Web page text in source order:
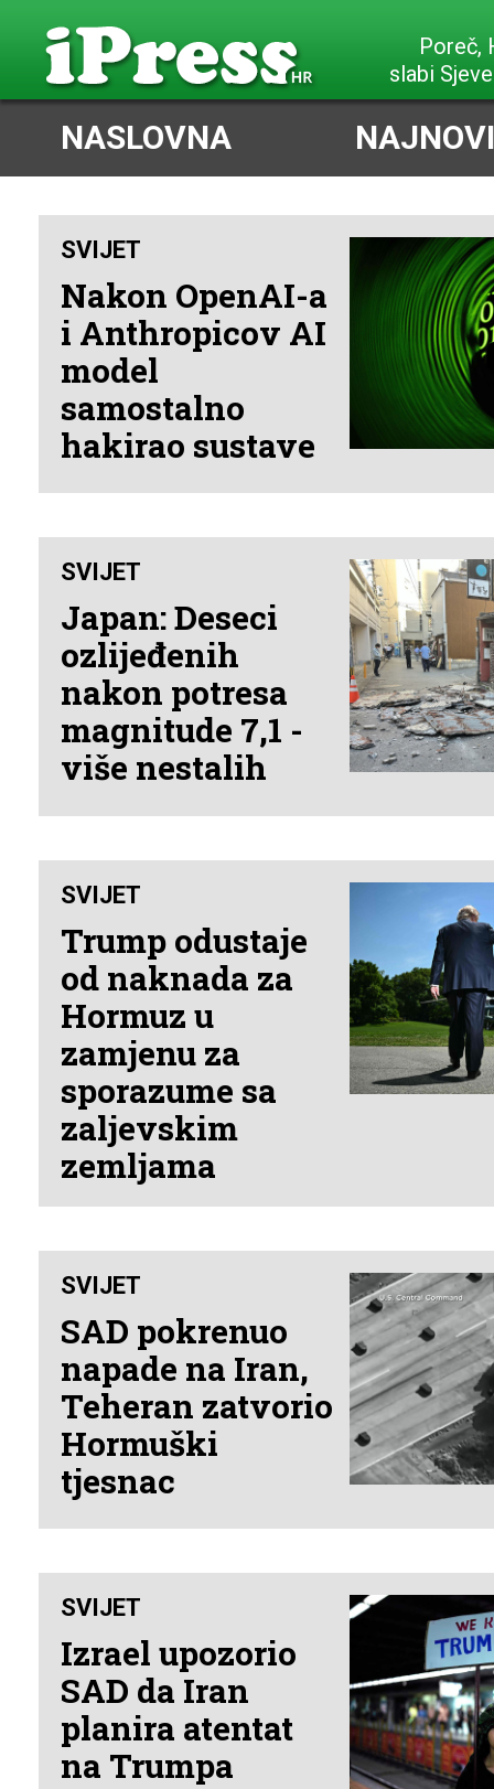
Poreč,
slabi
NASLOVNA
SVIJET
Nakon OpenAI-a
i Anthropicov AI
model
samostalno
hakirao sustave
SVIJET
Japan: Deseci
ozlijeđenih
nakon potresa
magnitude 7,1 -
više nestalih
SVIJET
Trump odustaje
od naknada za
Hormuz u
zamjenu za
sporazume sa
zaljevskim
zemljama
SVIJET
SAD pokrenuo
napade na Iran,
Teheran zatvorio
Hormuški
tjesnac
SVIJET
Izrael upozorio
SAD da Iran
planira atentat
na Trumpa